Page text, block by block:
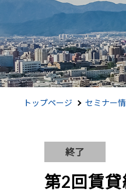
トップページ セミナー
終了
第2回賃